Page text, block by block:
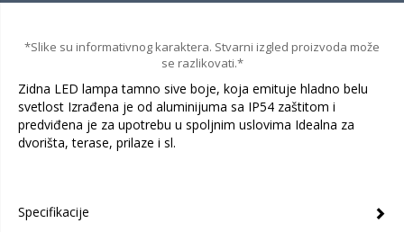
*Slike su informativnog karaktera. Stvarni izgled proizvoda može
se razlikovati.*
Zidna LED lampa tamno sive boje, koja emituje hladno belu
svetlost Izrađena je od aluminijuma sa IP54 zaštitom i
predviđena je za upotrebu u spoljnim uslovima Idealna za
dvorišta, terase, prilaze i sl.
Specifikacije